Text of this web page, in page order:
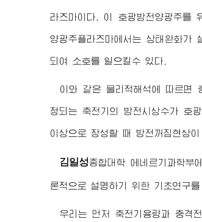
라즈마이다. 이 호광방전양광주를
양광주플라즈마에서는 상태완화가
되여 소호를 일으킬수 있다.
이와 같은 물리적해석에 따르면
정되는 축전기의 방전시상수가 호
이상으로 장성할 때 방전꺼짐현상이
김일성종합대학 에네르기과학부
론적으로 설명하기 위한 기초연구를
우리는 먼저 축전기용량과 충격